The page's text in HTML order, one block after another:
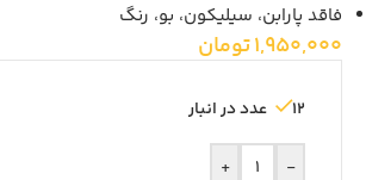
فاقد پارابن، سیلیکون، بو، رنگ
1,950,000تومان
12 عدد در انبار
-
+